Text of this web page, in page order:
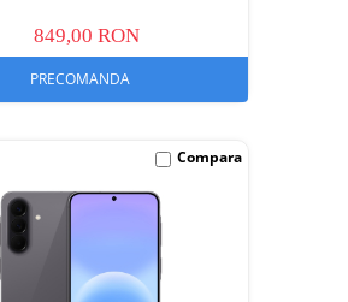
849,00 RON
PRECOMANDA
Compara